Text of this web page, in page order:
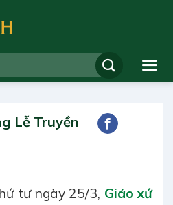
Lễ Truyền
tư ngày 25/3, Giáo xứ